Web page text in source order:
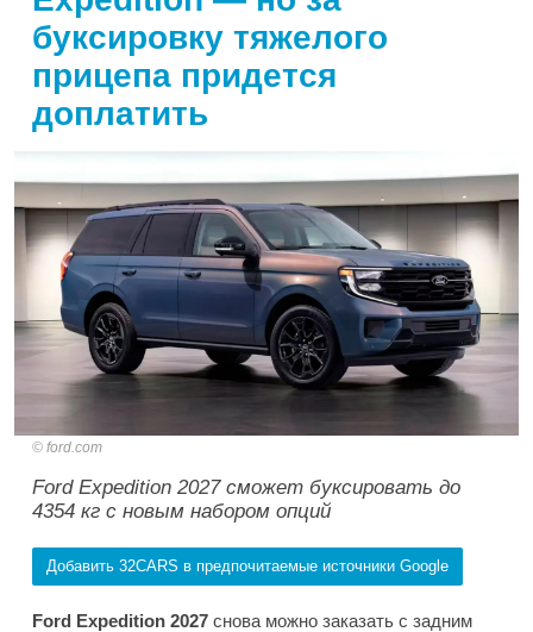
буксировку тяжелого
прицепа придется
доплатить
ford.com
Ford Expedition 2027 сможет буксировать до
4354 кг с новым набором опций
Добавить 32CARS в предпочитаемые источники Google
Ford Expedition 2027 снова можно заказать с задним